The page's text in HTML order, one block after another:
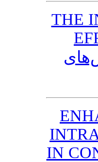
THE
IN